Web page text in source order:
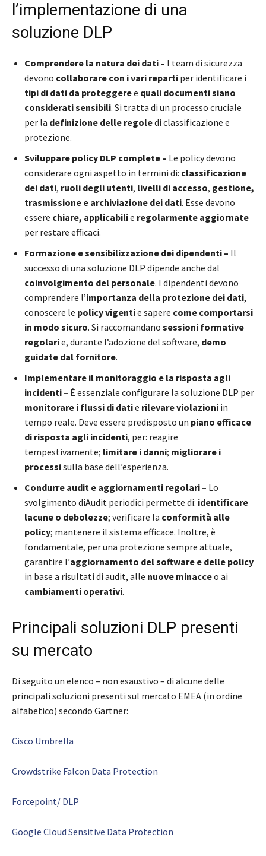
l’implementazione di una
soluzione DLP
Comprendere la natura dei dati – I team di sicurezza
devono collaborare con i vari reparti per identificare i
tipi di dati da proteggeree quali documenti siano
considerati sensibili. Si tratta di un processo cruciale
per la definizione delle regoledi classificazione e
protezione.
Sviluppare policy DLP complete – Le policy devono
considerare ogni aspetto in termini di: classificazione
dei dati, ruoli degli utenti, livelli di accesso, gestione,
trasmissione e archiviazione dei dati. Esse devono
essere chiare, applicabilie regolarmente aggiornate
per restare efficaci.
Formazione e sensibilizzazione dei dipendenti – Il
successo di una soluzione DLP dipende anche dal
coinvolgimento del personale. I dipendenti devono
comprendere l’importanza della protezione dei dati,
conoscere le policy vigentie sapere come comportarsi
in modo sicuro. Si raccomandano sessioni formative
regolarie, durante l’adozione del software, demo
guidate dal fornitore.
Implementare il monitoraggio e la risposta agli
incidenti – È essenziale configurare la soluzione DLP per
monitorare i flussi di datie rilevare violazioni in
tempo reale. Deve essere predisposto un piano efficace
di risposta agli incidenti, per: reagire
tempestivamente; limitare i danni; migliorare i
processisulla base dell’esperienza.
Condurre audit e aggiornamenti regolari – Lo
svolgimento diAudit periodici permette di: identificare
lacune o debolezze; verificare la conformità alle
policy; mantenere il sistema efficace. Inoltre, è
fondamentale, per una protezione sempre attuale,
garantire l’aggiornamento del software e delle policy
in base a risultati di audit, alle nuove minacceo ai
cambiamenti operativi.
Principali soluzioni DLP presenti
su mercato
Di seguito un elenco – non esaustivo – di alcune delle
principali soluzioni presenti sul mercato EMEA (in ordine
alfabetico) secondo Gartner:
Cisco Umbrella
Crowdstrike Falcon Data Protection
Forcepoint/ DLP
Google Cloud Sensitive Data Protection